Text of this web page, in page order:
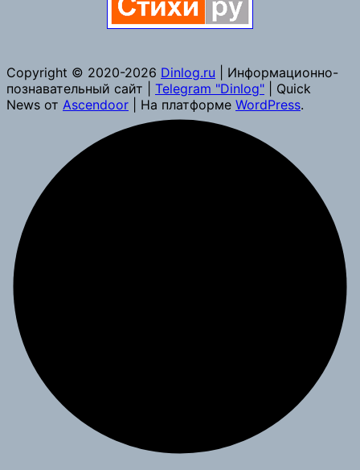
Copyright © 2020-2026 Dinlog.ru | Информационно-
познавательный сайт | Telegram "Dinlog" | Quick
News от Ascendoor | На платформе WordPress.